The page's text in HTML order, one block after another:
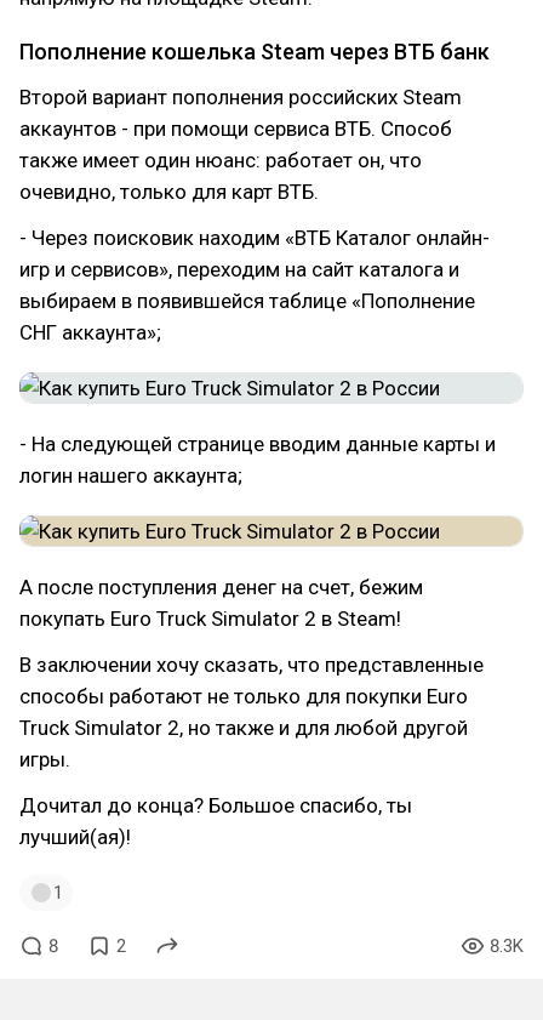
Пополнение кошелька Steam через ВТБ банк
Второй вариант пополнения российских Steam
аккаунтов - при помощи сервиса ВТБ. Способ
также имеет один нюанс: работает он, что
очевидно, только для карт ВТБ.
- Через поисковик находим «ВТБ Каталог онлайн-
игр и сервисов», переходим на сайт каталога и
выбираем в появившейся таблице «Пополнение
СНГ аккаунта»;
- На следующей странице вводим данные карты и
логин нашего аккаунта;
А после поступления денег на счет, бежим
покупать Euro Truck Simulator 2 в Steam!
В заключении хочу сказать, что представленные
способы работают не только для покупки Euro
Truck Simulator 2, но также и для любой другой
игры.
Дочитал до конца? Большое спасибо, ты
лучший(ая)!
1
8 2 8.3K